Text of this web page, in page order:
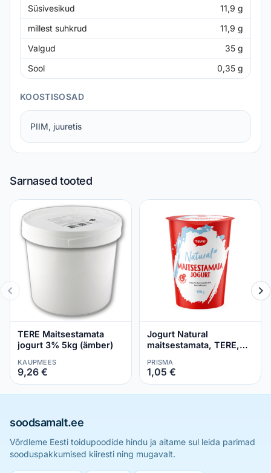
Süsivesikud
11,9 g
millest suhkrud
11,9 g
Valgud
35 g
Sool
0,35 g
KOOSTISOSAD
PIIM, juuretis
Sarnased tooted
TERE Maitsestamata
jogurt 3% 5kg (ämber)
KAUPMEES
9,26 €
Jogurt Natural
maitsestamata, TERE,
PRISMA
1,05 €
soodsamalt.ee
Võrdleme Eesti toidupoodide hindu ja aitame sul leida parimad
sooduspakkumised kiiresti ning mugavalt.